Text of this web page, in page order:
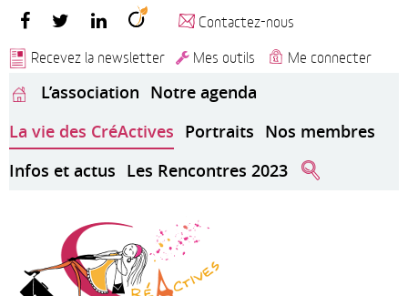
Contactez-nous
Recevez la newsletter
Mes outils Me connecter
L’association Notre agenda
La vie des CréActives Portraits Nos membres
Infos et actus Les Rencontres 2023